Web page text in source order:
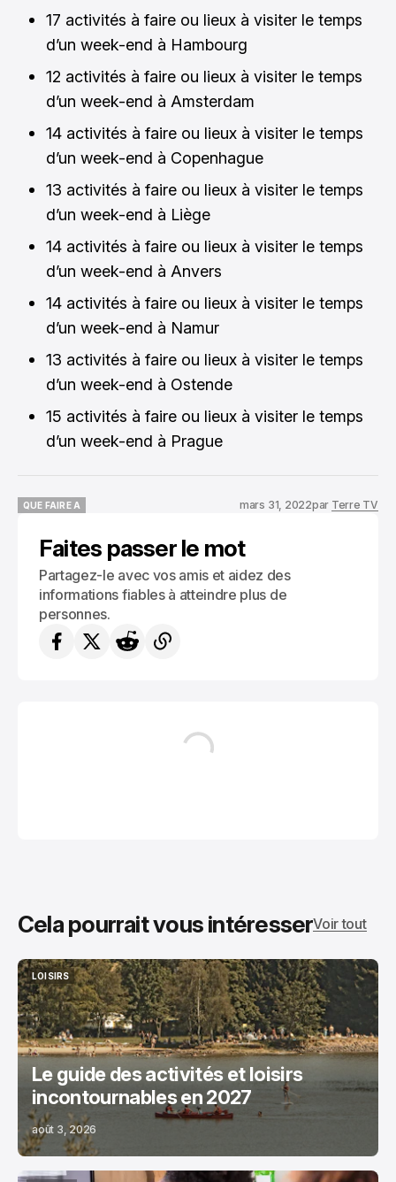
17 activités à faire ou lieux à visiter le temps
d’un week-end à Hambourg
12 activités à faire ou lieux à visiter le temps
d’un week-end à Amsterdam
14 activités à faire ou lieux à visiter le temps
d’un week-end à Copenhague
13 activités à faire ou lieux à visiter le temps
d’un week-end à Liège
14 activités à faire ou lieux à visiter le temps
d’un week-end à Anvers
14 activités à faire ou lieux à visiter le temps
d’un week-end à Namur
13 activités à faire ou lieux à visiter le temps
d’un week-end à Ostende
15 activités à faire ou lieux à visiter le temps
d’un week-end à Prague
QUE FAIRE A
mars 31, 2022par Terre TV
Faites passer le mot
Partagez-le avec vos amis et aidez des
informations fiables à atteindre plus de
personnes.
Cela pourrait vous intéresserVoir tout
LOISIRS
LOISIRS
Le guide des activités et loisirs
incontournables en 2027
août 3, 2026